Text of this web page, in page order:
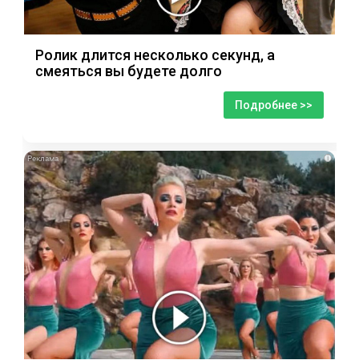
Ролик длится несколько секунд, а
смеяться вы будете долго
Подробнее >>
i